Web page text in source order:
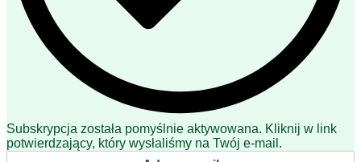
Subskrypcja została pomyślnie aktywowana. Kliknij w link
potwierdzający, który wysłaliśmy na Twój e-mail.